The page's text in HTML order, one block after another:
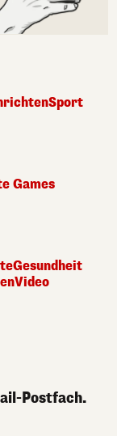
Sport
Games
Gesundheit
Video
Postfach.